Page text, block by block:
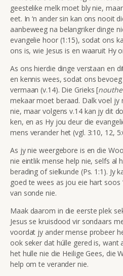
geestelike melk moet bly nie,
eet. In ‘n ander sin kan ons nooit
aanbeweeg na belangriker dinge
evangelie hoor (1:15), sodat ons
ons is, wie Jesus is en waaruit Hy
As ons hierdie dinge verstaan en
en kennis wees, sodat ons
vermaan (v.14). Die Grieks [
mekaar moet beraad. Dalk voel
nie, maar volgens v.14 kan jy dit
ken, en as Hy jou deur die
mens verander het (vgl. 3:10, 12,
As jy nie weergebore is en die
nie eintlik mense help nie, selfs al
berading of sielkunde (Ps. 1:1). Jy
goed te wees as jou eie hart
van sonde nie.
Maak daarom in die eerste plek
Jesus se kruisdood vir sondaars
voordat jy ander mense probeer
ook seker dat húlle gered is, want
het hulle nie die Heilige Gees, die
help om te verander nie.